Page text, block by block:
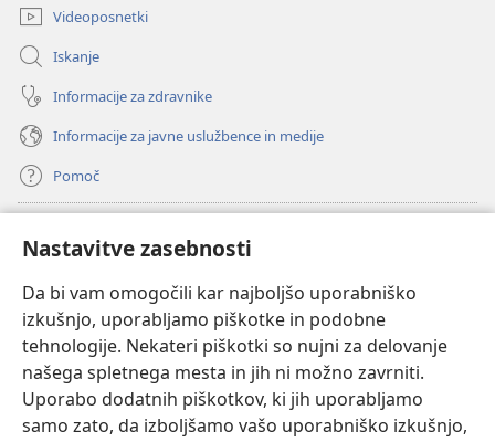
Nastavitve zasebnosti
Da bi vam omogočili kar najboljšo uporabniško
izkušnjo, uporabljamo piškotke in podobne
tehnologije. Nekateri piškotki so nujni za delovanje
našega spletnega mesta in jih ni možno zavrniti.
Uporabo dodatnih piškotkov, ki jih uporabljamo
samo zato, da izboljšamo vašo uporabniško izkušnjo,
Videoposnetki
Iskanje
Informacije za zdravnike
Informacije za javne uslužbence in medije
Pomoč
(odpre
novo
okno) Watchtowerjeva SPLETNA KNJIŽNICA™
(odpre
novo
okno) JW Hub
(odpre
novo
okno)JW Library